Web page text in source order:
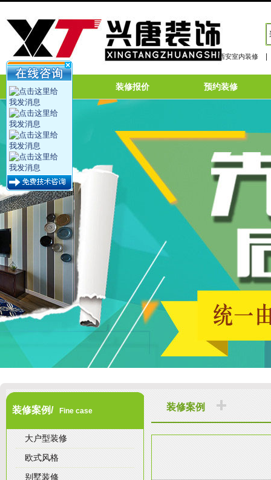
西安室内装修
网站首页 装修报价 预约装修
装修案例/ Fine case
大户型装修
欧式风格
别墅装修
装修案例